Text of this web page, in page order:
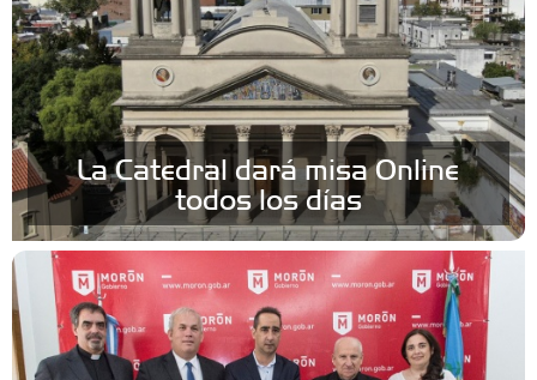
La Catedral dará misa Online
todos los días